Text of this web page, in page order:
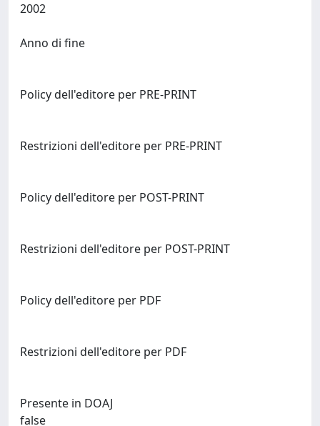
Anno di fine
Policy dell'editore per PRE-PRINT
Restrizioni dell'editore per PRE-PRINT
Policy dell'editore per POST-PRINT
Restrizioni dell'editore per POST-PRINT
Policy dell'editore per PDF
Restrizioni dell'editore per PDF
Presente in DOAJ